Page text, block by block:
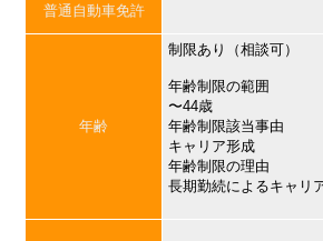
普通自動車免許
年齢
制限あり（相談可）
年齢制限の範囲
〜44歳
年齢制限該当事由
キャリア形成
年齢制限の理由
長期勤続によるキャリ